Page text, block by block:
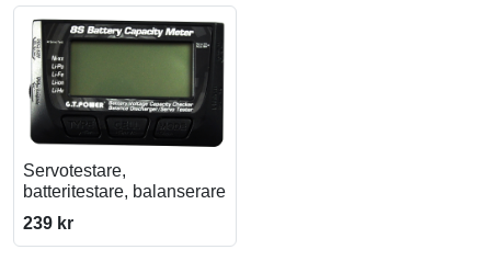
Servotestare,
batteritestare, balanserare
239 kr